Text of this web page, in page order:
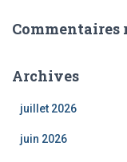
Commentaires
Archives
juillet 2026
juin 2026